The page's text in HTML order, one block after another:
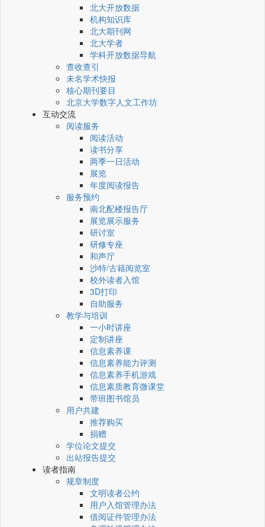
北大开放数据
机构知识库
北大期刊网
北大学者
学科开放数据导航
查收查引
未名学术快报
核心期刊要目
北京大学数字人文工作坊
互动交流
阅读服务
阅读活动
读书分享
两季一日活动
展览
年度阅读报告
服务预约
南北配楼报告厅
展览展示服务
研讨室
研修专座
和声厅
沙特/古籍阅览室
校外读者入馆
3D打印
自助服务
教学与培训
一小时讲座
定制讲座
信息素养课
信息素养能力评测
信息素养手机游戏
信息素质教育微课堂
带班图书馆员
用户共建
推荐购买
捐赠
学位论文提交
出站报告提交
读者指南
规章制度
文明读者公约
用户入馆管理办法
借阅证件管理办法